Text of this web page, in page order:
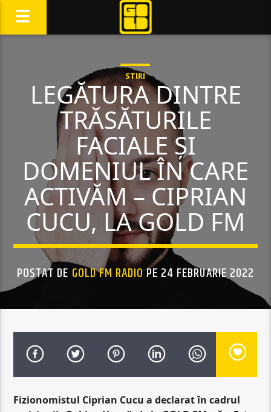
STIRI
LEGĂTURA DINTRE
TRĂSĂTURILE
FACIALE ȘI
DOMENIUL ÎN CARE
ACTIVĂM – CIPRIAN
CUCU, LA GOLD FM
POSTAT DE GOLD FM RADIOPE 24 FEBRUARIE 2022
Fizionomistul Ciprian Cucu a declarat în cadrul